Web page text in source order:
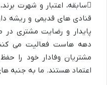
سابقه، اعتبار و شهرت برند
قنادی های قدیمی و ریشه
پایدار و رضایت مشتری
دهه هاست فعالیت می
مشتریان وفادار خود را
اعتماد هستند. ما به جنبه